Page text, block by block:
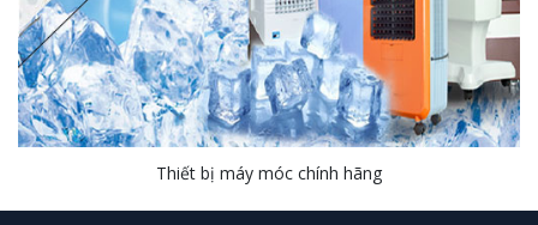
Thiết bị máy móc chính hãng